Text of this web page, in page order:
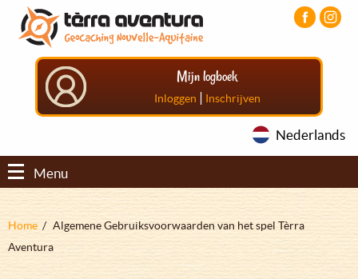
Overslaan
naar
Aller
menu
principal
Aller
pied
Mijn logboek
Inloggen | Inschrijven
Nederlands
Menu
Kruimelpad
Home
Algemene Gebruiksvoorwaarden van het spel Tèrra
Aventura